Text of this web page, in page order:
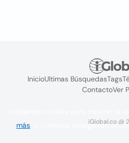
InicioUltimas BúsquedasTags
ContactoVer
iGlobal.co @
más . Si continúa navegando